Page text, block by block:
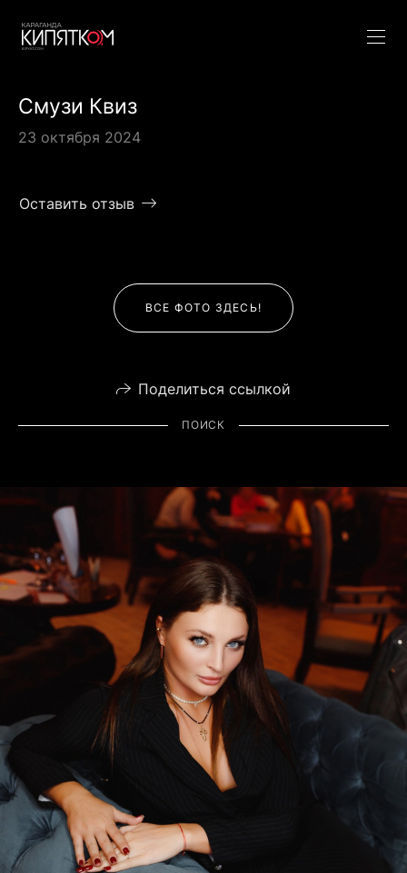
Смузи Квиз
23 октября 2024
Оставить отзыв
ВСЕ ФОТО ЗДЕСЬ!
Поделиться ссылкой
ПОИСК